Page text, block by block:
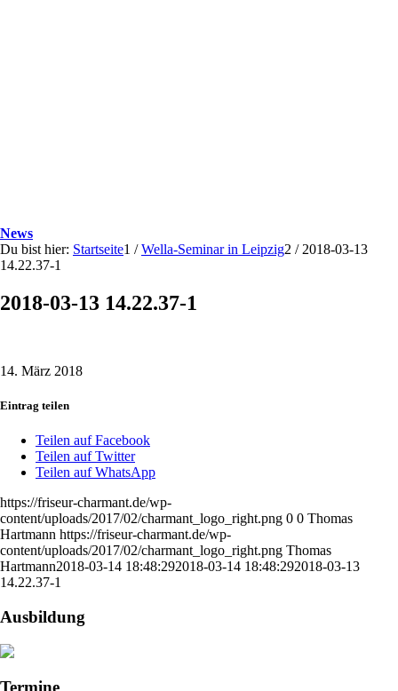
News
Du bist hier: Startseite1 / Wella-Seminar in Leipzig2 / 2018-03-13
14.22.37-1
2018-03-13 14.22.37-1
14. März 2018
Eintrag teilen
Teilen auf Facebook
Teilen auf Twitter
Teilen auf WhatsApp
https://friseur-charmant.de/wp-
content/uploads/2017/02/charmant_logo_right.png 0 0 Thomas
Hartmann https://friseur-charmant.de/wp-
content/uploads/2017/02/charmant_logo_right.png Thomas
Hartmann2018-03-14 18:48:292018-03-14 18:48:292018-03-13
14.22.37-1
Ausbildung